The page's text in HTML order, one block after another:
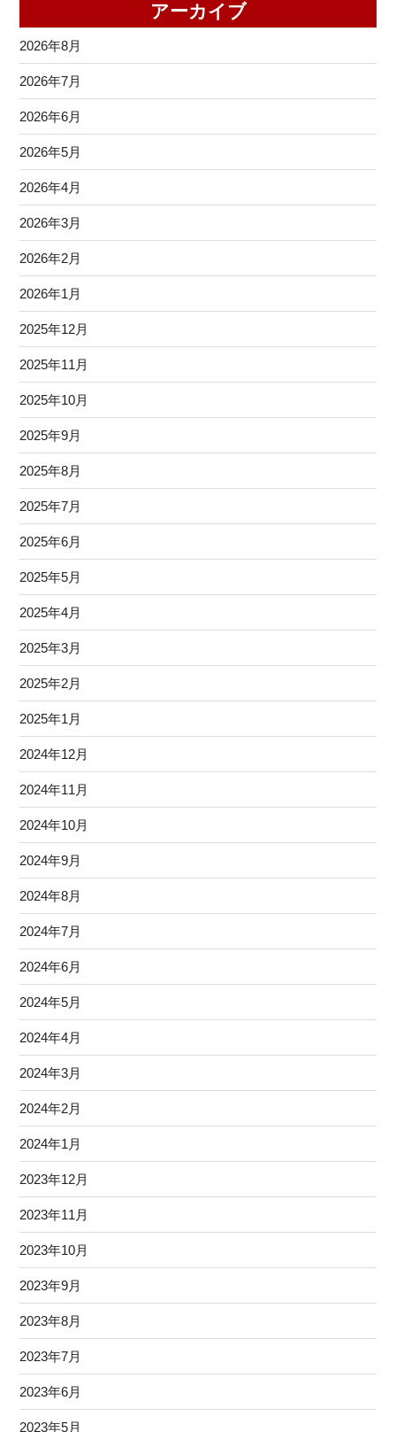
アーカイブ
2026年8月
2026年7月
2026年6月
2026年5月
2026年4月
2026年3月
2026年2月
2026年1月
2025年12月
2025年11月
2025年10月
2025年9月
2025年8月
2025年7月
2025年6月
2025年5月
2025年4月
2025年3月
2025年2月
2025年1月
2024年12月
2024年11月
2024年10月
2024年9月
2024年8月
2024年7月
2024年6月
2024年5月
2024年4月
2024年3月
2024年2月
2024年1月
2023年12月
2023年11月
2023年10月
2023年9月
2023年8月
2023年7月
2023年6月
2023年5月